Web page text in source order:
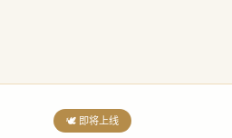
🕊️ 即将上线